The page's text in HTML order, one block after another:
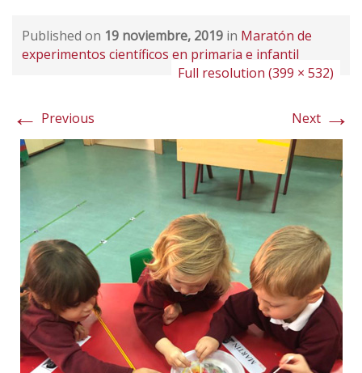
Published on 19 noviembre, 2019 in Maratón de
experimentos científicos en primaria e infantil
Full resolution (399 × 532)
← Previous Next →